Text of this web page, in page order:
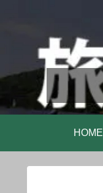
HOME